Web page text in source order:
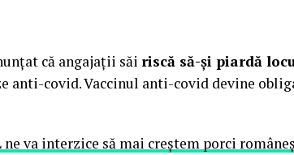
că angajații săi riscă să-și piardă
anti-covid. Vaccinul anti-covid devine
ne va interzice să mai creștem porci